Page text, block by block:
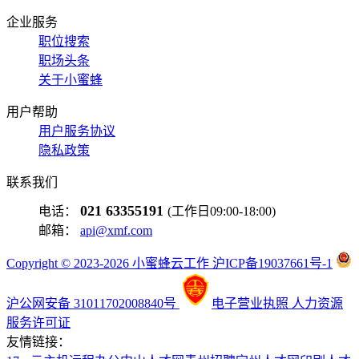
企业服务
职位搜索
职场头条
关于小蜜蜂
用户帮助
用户服务协议
隐私政策
联系我们
电话： 021 63355191 (工作日09:00-18:00)
邮箱： api@xmf.com
Copyright © 2023-2026 小蜜蜂云工作 沪ICP备19037661号-1
沪公网安备 31011702008840号 电子营业执照 人力资源
服务许可证
友情链接：